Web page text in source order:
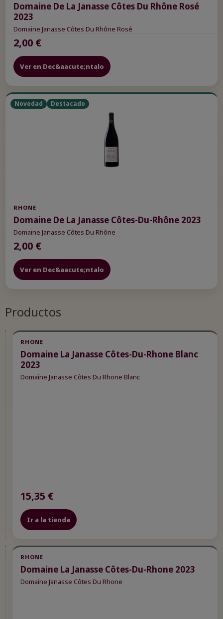
Domaine De La Janasse Côtes Du Rhône Rosé
2023
Domaine Janasse Côtes Du Rhône Rosé
2,00 €
Ver en Dec&aacute;ntalo
Novedad Destacado
RHONE
Domaine De La Janasse Côtes-Du-Rhône 2023
Domaine Janasse Côtes Du Rhône
2,00 €
Ver en Dec&aacute;ntalo
Productos
RHONE
Domaine
La
Janasse
12,95 €
Ir a la
tienda
RHONE
Domaine La Janasse Côtes-Du-Rhone Blanc
2023
Domaine Janasse Côtes Du Rhone Blanc
15,35 €
Ir a la tienda
Novedad
Destacado
RHONE
Domaine La Janasse Côtes-Du-Rhone 2023
Domaine Janasse Côtes Du Rhone